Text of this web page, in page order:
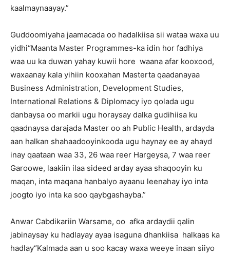
kaalmaynaayay.”
Guddoomiyaha jaamacada oo hadalkiisa sii wataa waxa uu
yidhi“Maanta Master Programmes-ka idin hor fadhiya
waa uu ka duwan yahay kuwii hore waana afar kooxood,
waxaanay kala yihiin kooxahan Masterta qaadanayaa
Business Administration, Development Studies,
International Relations & Diplomacy iyo qolada ugu
danbaysa oo markii ugu horaysay dalka gudihiisa ku
qaadnaysa darajada Master oo ah Public Health, ardayda
aan halkan shahaadooyinkooda ugu haynay ee ay ahayd
inay qaataan waa 33, 26 waa reer Hargeysa, 7 waa reer
Garoowe, laakiin ilaa sideed arday ayaa shaqooyin ku
maqan, inta maqana hanbalyo ayaanu leenahay iyo inta
joogto iyo inta ka soo qaybgashayba.”
Anwar Cabdikariin Warsame, oo afka ardaydii qalin
jabinaysay ku hadlayay ayaa isaguna dhankiisa halkaas ka
hadlay“Kalmada aan u soo kacay waxa weeye inaan siiyo